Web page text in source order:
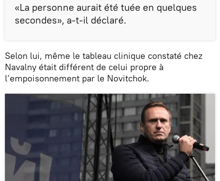
«La personne aurait été tuée en quelques
secondes», a-t-il déclaré.
Selon lui, même le tableau clinique constaté chez
Navalny était différent de celui propre à
l’empoisonnement par le Novitchok.